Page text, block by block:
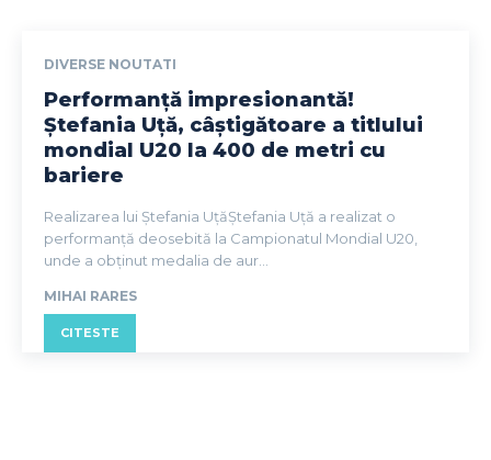
DIVERSE NOUTATI
Performanță impresionantă!
Ștefania Uță, câștigătoare a titlului
mondial U20 la 400 de metri cu
bariere
Realizarea lui Ștefania UțăȘtefania Uță a realizat o
performanță deosebită la Campionatul Mondial U20,
unde a obținut medalia de aur...
MIHAI RARES
CITESTE